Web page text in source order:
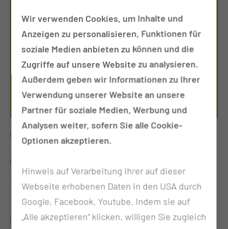
NI­CO­LE SEE­HA­FER
WERDEGANG
Teamleitung Pal 1
2000 - 2020
Wir verwenden Cookies, um Inhalte und
Anzeigen zu personalisieren, Funktionen für
soziale Medien anbieten zu können und die
Zugriffe auf unsere Website zu analysieren.
Außerdem geben wir Informationen zu Ihrer
Verwendung unserer Website an unsere
Partner für soziale Medien, Werbung und
Analysen weiter, sofern Sie alle Cookie-
Optionen akzeptieren.
Hinweis auf Verarbeitung Ihrer auf dieser
Webseite erhobenen Daten in den USA durch
Google, Facebook, Youtube. Indem sie auf
„Alle akzeptieren“ klicken, willigen Sie zugleich